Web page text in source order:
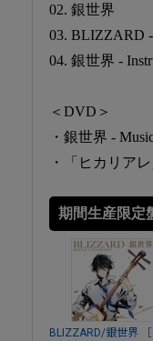
02. 銀世界
03. BLIZZARD -
04. 銀世界 -
＜DVD＞
・銀世界 -
・「ヒカリア
期間生産限定
BLIZZARD/銀世界